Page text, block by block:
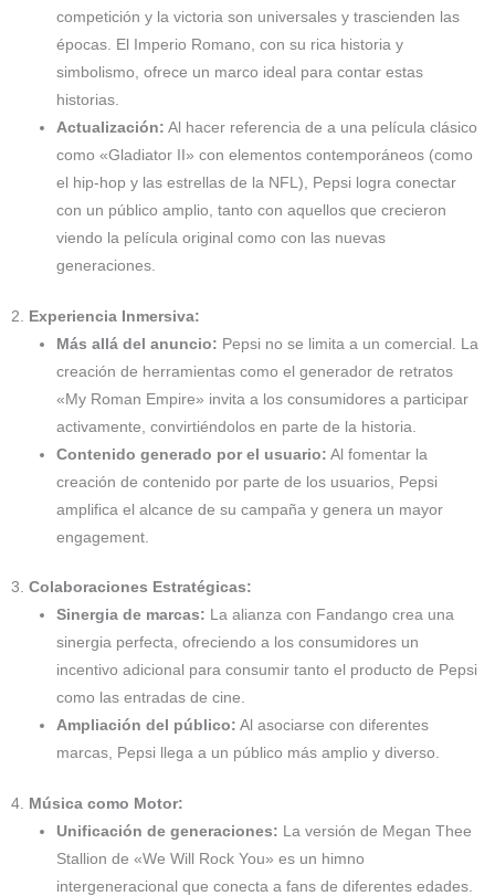
competición y la victoria son universales y trascienden las
épocas. El Imperio Romano, con su rica historia y
simbolismo, ofrece un marco ideal para contar estas
historias.
Actualización: Al hacer referencia de a una película clásico
como «Gladiator II» con elementos contemporáneos (como
el hip-hop y las estrellas de la NFL), Pepsi logra conectar
con un público amplio, tanto con aquellos que crecieron
viendo la película original como con las nuevas
generaciones.
2.
Experiencia Inmersiva:
Más allá del anuncio: Pepsi no se limita a un comercial. La
creación de herramientas como el generador de retratos
«My Roman Empire» invita a los consumidores a participar
activamente, convirtiéndolos en parte de la historia.
Contenido generado por el usuario: Al fomentar la
creación de contenido por parte de los usuarios, Pepsi
amplifica el alcance de su campaña y genera un mayor
engagement.
3. Colaboraciones Estratégicas:
Sinergia de marcas: La alianza con Fandango crea una
sinergia perfecta, ofreciendo a los consumidores un
incentivo adicional para consumir tanto el producto de Pepsi
como las entradas de cine.
Ampliación del público: Al asociarse con diferentes
marcas, Pepsi llega a un público más amplio y diverso.
4.
Música como Motor:
Unificación de generaciones: La versión de Megan Thee
Stallion de «We Will Rock You» es un himno
intergeneracional que conecta a fans de diferentes edades.